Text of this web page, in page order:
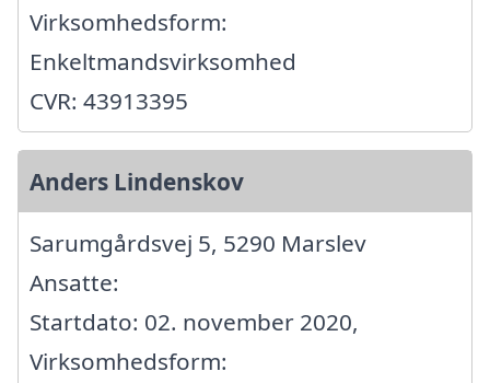
Virksomhedsform:
Enkeltmandsvirksomhed
CVR: 43913395
Anders Lindenskov
Sarumgårdsvej 5, 5290 Marslev
Ansatte:
Startdato: 02. november 2020,
Virksomhedsform: